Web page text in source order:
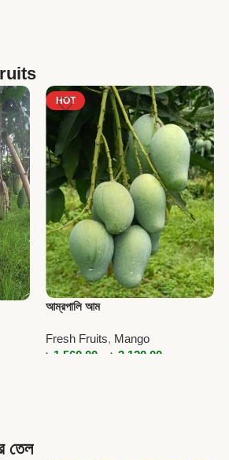
HOT
আম্রপালি আম
Fresh Fruits, Mango
৳ 1,560.00 ৳3,120.00
তেল